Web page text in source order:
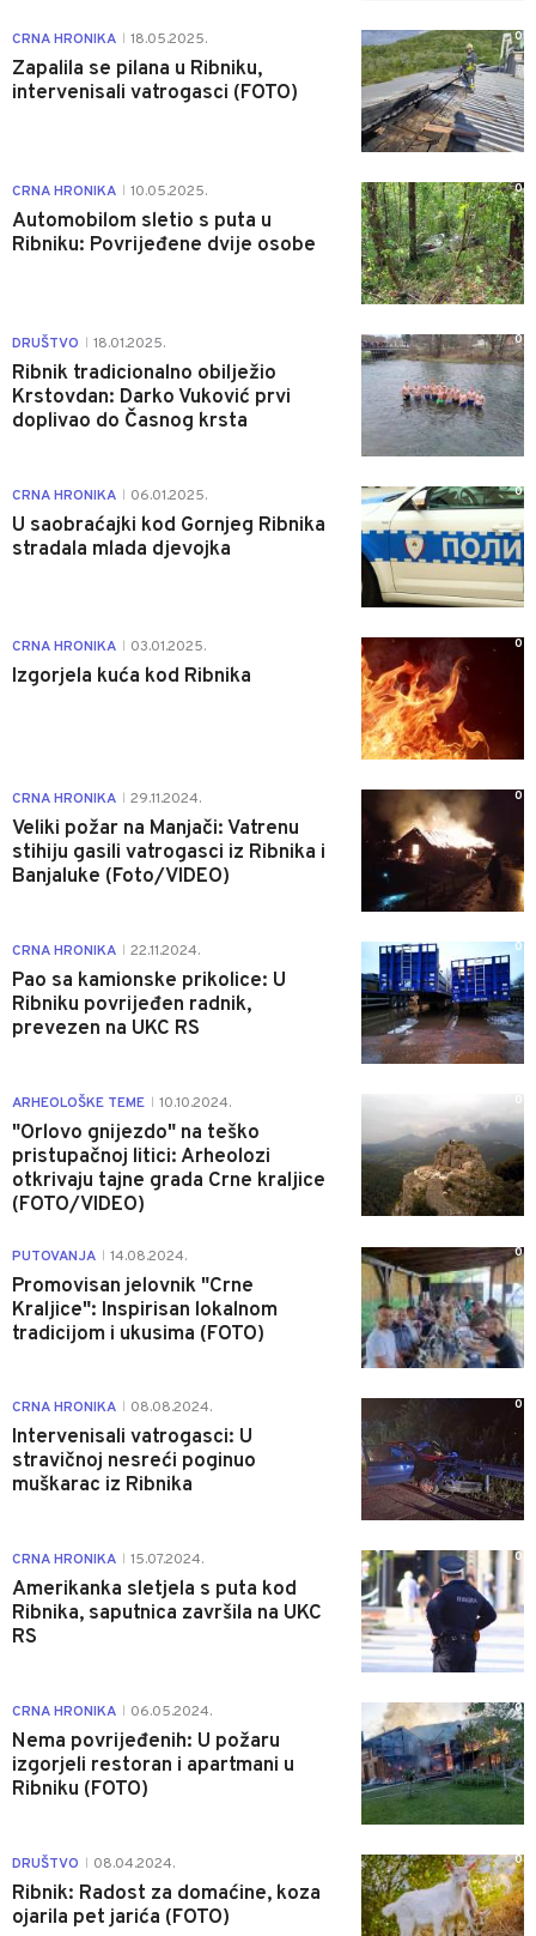
CRNA HRONIKA 18.05.2025.
Zapalila se pilana u Ribniku,
intervenisali vatrogasci (FOTO)
0
CRNA HRONIKA 10.05.2025.
Automobilom sletio s puta u
Ribniku: Povrijeđene dvije osobe
0
DRUŠTVO 18.01.2025.
Ribnik tradicionalno obilježio
Krstovdan: Darko Vuković prvi
doplivao do Časnog krsta
0
CRNA HRONIKA 06.01.2025.
U saobraćajki kod Gornjeg Ribnika
stradala mlada djevojka
0
CRNA HRONIKA 03.01.2025.
Izgorjela kuća kod Ribnika
0
CRNA HRONIKA 29.11.2024.
Veliki požar na Manjači: Vatrenu
stihiju gasili vatrogasci iz Ribnika i
Banjaluke (Foto/VIDEO)
0
CRNA HRONIKA 22.11.2024.
Pao sa kamionske prikolice: U
Ribniku povrijeđen radnik,
prevezen na UKC RS
0
ARHEOLOŠKE TEME 10.10.2024.
"Orlovo gnijezdo" na teško
pristupačnoj litici: Arheolozi
otkrivaju tajne grada Crne kraljice
(FOTO/VIDEO)
0
PUTOVANJA 14.08.2024.
Promovisan jelovnik "Crne
Kraljice": Inspirisan lokalnom
tradicijom i ukusima (FOTO)
0
CRNA HRONIKA 08.08.2024.
Intervenisali vatrogasci: U
stravičnoj nesreći poginuo
muškarac iz Ribnika
0
CRNA HRONIKA 15.07.2024.
Amerikanka sletjela s puta kod
Ribnika, saputnica završila na UKC
RS
0
CRNA HRONIKA 06.05.2024.
Nema povrijeđenih: U požaru
izgorjeli restoran i apartmani u
Ribniku (FOTO)
0
DRUŠTVO 08.04.2024.
Ribnik: Radost za domaćine, koza
ojarila pet jarića (FOTO)
0